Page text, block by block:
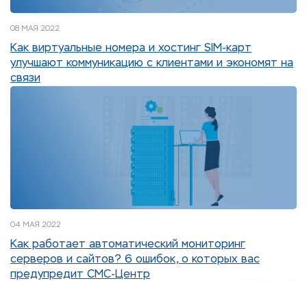
08 МАЯ 2022
Как виртуальные номера и хостинг SIM-карт
улучшают коммуникацию с клиентами и экономят на
связи
04 МАЯ 2022
Как работает автоматический мониторинг
серверов и сайтов? 6 ошибок, о которых вас
предупредит СМС-Центр